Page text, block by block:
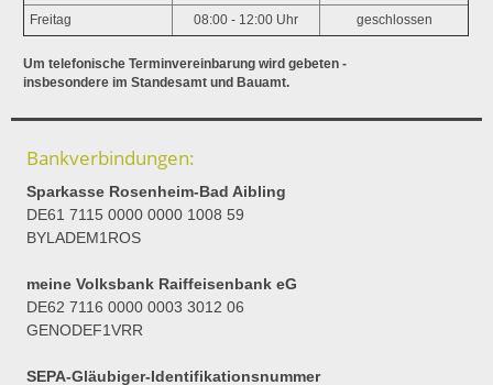
Freitag 08:00 - 12:00 Uhr geschlossen
Um telefonische Terminvereinbarung wird gebeten -
insbesondere im Standesamt und Bauamt.
Bankverbindungen:
Sparkasse Rosenheim-Bad Aibling
DE61 7115 0000 0000 1008 59
BYLADEM1ROS
meine Volksbank Raiffeisenbank eG
DE62 7116 0000 0003 3012 06
GENODEF1VRR
SEPA-Gläubiger-Identifikationsnummer